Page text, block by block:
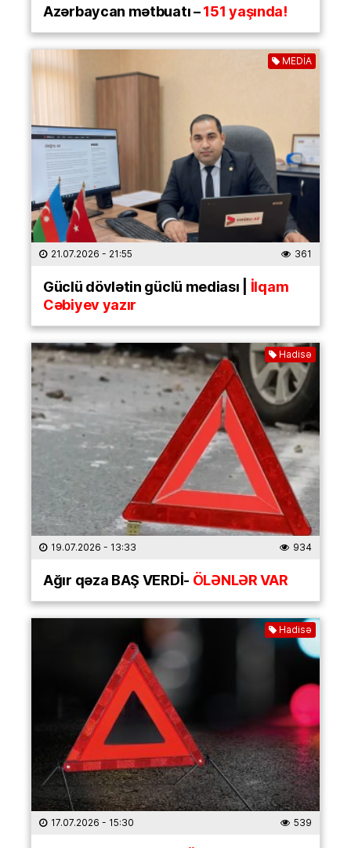
Azərbaycan mətbuatı –151 yaşında!
MEDİA
21.07.2026 - 21:55 361
Güclü dövlətin güclü mediası | İlqam
Cəbiyev yazır
Hadisə
19.07.2026 - 13:33 934
Ağır qəza BAŞ VERDİ- ÖLƏNLƏR VAR
Hadisə
17.07.2026 - 15:30 539